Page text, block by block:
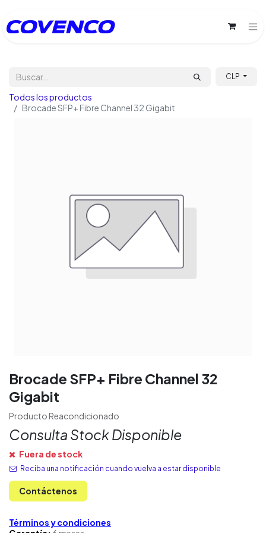
CLP
Todos los productos
Brocade SFP+ Fibre Channel 32 Gigabit
Brocade SFP+ Fibre Channel 32
Gigabit
Producto Reacondicionado
Consulta Stock Disponible
Fuera de stock
Reciba una notificación cuando vuelva a estar disponible
Contáctenos
Términos y condiciones